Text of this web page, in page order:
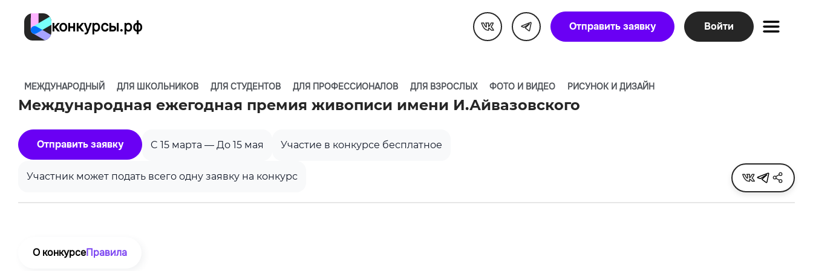
конкурсы.рф Отправить заявку Войти
МЕЖДУНАРОДНЫЙ ДЛЯ ШКОЛЬНИКОВ ДЛЯ СТУДЕНТОВ ДЛЯ ПРОФЕССИОНАЛОВ ДЛЯ ВЗРОСЛЫХ ФОТО И ВИДЕО РИСУНОК И ДИЗАЙН
Международная ежегодная премия живописи имени И.Айвазовского
Отправить заявку C 15 марта — До 15 мая Участие в конкурсе бесплатное
Участник может подать всего одну заявку на конкурс
О конкурсеПравила